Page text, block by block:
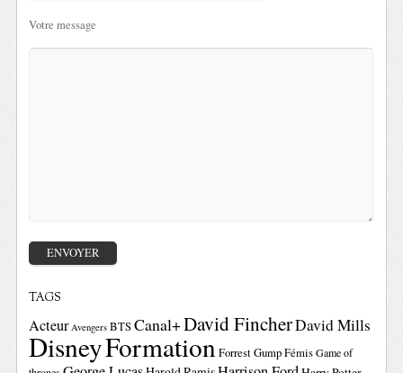
Votre message
TAGS
Acteur Avengers BTSCanal+David FincherDavid Mills
DisneyFormationForrest GumpFémis Game of